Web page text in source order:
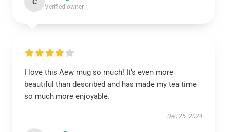
Verified owner
I love this Aew mug so much! It’s even more
beautiful than described and has made my tea time
so much more enjoyable.
Dec 25, 2024